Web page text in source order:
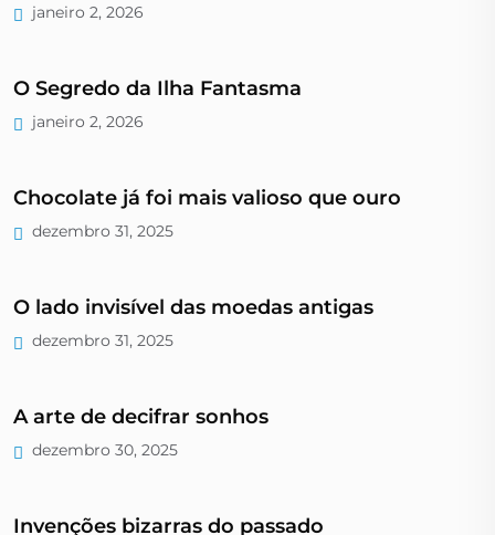
janeiro 2, 2026
O Segredo da Ilha Fantasma
janeiro 2, 2026
Chocolate já foi mais valioso que ouro
dezembro 31, 2025
O lado invisível das moedas antigas
dezembro 31, 2025
A arte de decifrar sonhos
dezembro 30, 2025
Invenções bizarras do passado